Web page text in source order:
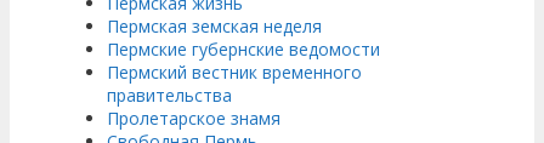
Пермская земская неделя
Пермские губернские ведомости
Пермский вестник временного
правительства
Пролетарское знамя